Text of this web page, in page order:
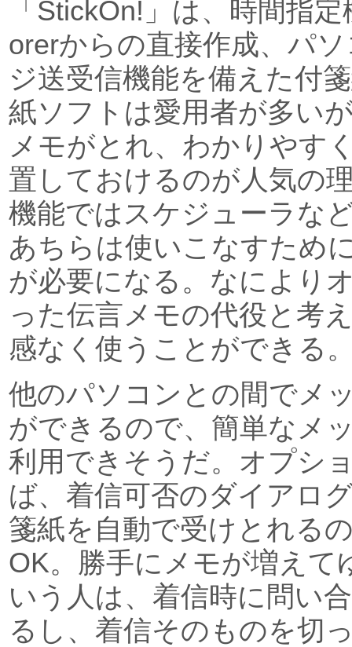
「StickOn!」は、時間指
orerからの直接作成、パ
ジ送受信機能を備えた付
紙ソフトは愛用者が多い
メモがとれ、わかりやす
置しておけるのが人気の
機能ではスケジューラな
あちらは使いこなすため
が必要になる。なにより
った伝言メモの代役と考
感なく使うことができる
他のパソコンとの間でメ
ができるので、簡単なメ
利用できそうだ。オプシ
ば、着信可否のダイアロ
箋紙を自動で受けとれる
OK。勝手にメモが増えて
いう人は、着信時に問い
るし、着信そのものを切